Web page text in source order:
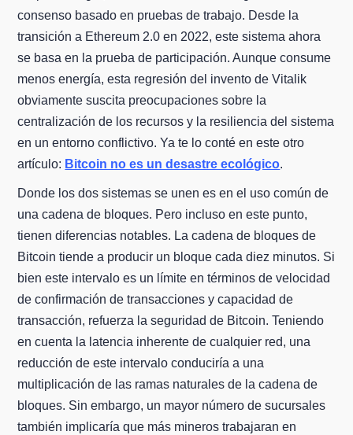
consenso basado en pruebas de trabajo. Desde la
transición a Ethereum 2.0 en 2022, este sistema ahora
se basa en la prueba de participación. Aunque consume
menos energía, esta regresión del invento de Vitalik
obviamente suscita preocupaciones sobre la
centralización de los recursos y la resiliencia del sistema
en un entorno conflictivo. Ya te lo conté en este otro
artículo: Bitcoin no es un desastre ecológico.
Donde los dos sistemas se unen es en el uso común de
una cadena de bloques. Pero incluso en este punto,
tienen diferencias notables. La cadena de bloques de
Bitcoin tiende a producir un bloque cada diez minutos. Si
bien este intervalo es un límite en términos de velocidad
de confirmación de transacciones y capacidad de
transacción, refuerza la seguridad de Bitcoin. Teniendo
en cuenta la latencia inherente de cualquier red, una
reducción de este intervalo conduciría a una
multiplicación de las ramas naturales de la cadena de
bloques. Sin embargo, un mayor número de sucursales
también implicaría que más mineros trabajaran en